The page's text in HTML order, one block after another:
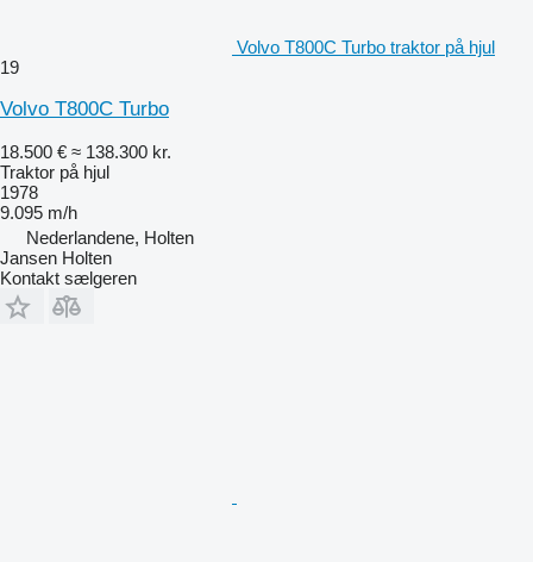
Volvo T800C Turbo traktor på hjul
19
Volvo T800C Turbo
18.500 € ≈ 138.300 kr.
Traktor på hjul
1978
9.095 m/h
Nederlandene, Holten
Jansen Holten
Kontakt sælgeren